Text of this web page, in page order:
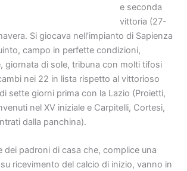
e seconda
vittoria (27-
Si giocava nell’impianto di Sapienza
campo in perfette condizioni,
giornata di sole, tribuna con molti tifosi
nei 22 in lista rispetto al vittorioso
sette giorni prima con la Lazio (Proietti,
nel XV iniziale e Carpitelli, Cortesi,
dalla panchina).
dei padroni di casa che, complice una
ricevimento del calcio di inizio, vanno in